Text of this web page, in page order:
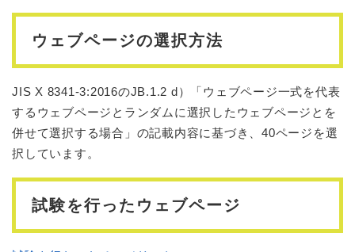
ウェブページの選択方法
JIS X 8341-3:2016のJB.1.2 d）「ウェブページ一式を代表
するウェブページとランダムに選択したウェブページとを
併せて選択する場合」の記載内容に基づき、40ページを選
択しています。
試験を行ったウェブページ